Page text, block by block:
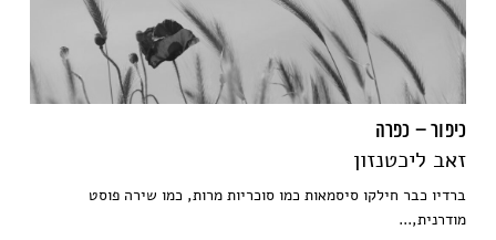
כיפור – כפרה
זאב ליכטנזון
ברדיו כבר חילקו סיסמאות כמו סוכריות מרות, כמו שירה פוסט
מודרנית,...